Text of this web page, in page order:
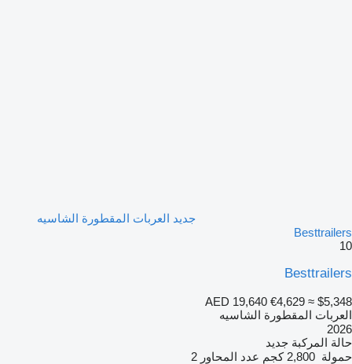
جديد العربات المقطورة الشاسيه
Besttrailers
10
Besttrailers
AED 19,640 €4,629 ≈ $5,348
العربات المقطورة الشاسيه
2026
حالة المركبة جديد
حمولة 2,800 كجم عدد المحاور 2